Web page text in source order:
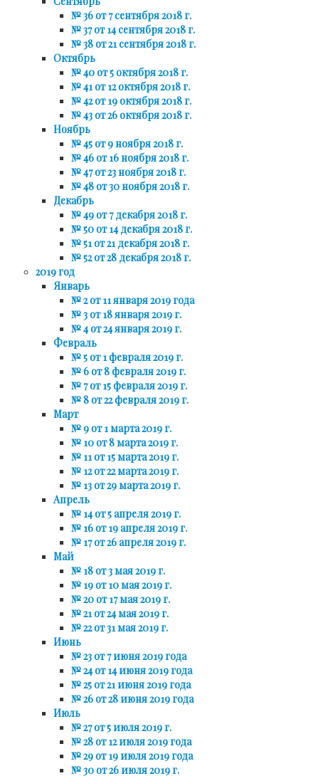
№ 36 от 7 сентября 2018 г.
№ 37 от 14 сентября 2018 г.
№ 38 от 21 сентября 2018 г.
Октябрь
№ 40 от 5 октября 2018 г.
№ 41 от 12 октября 2018 г.
№ 42 от 19 октября 2018 г.
№ 43 от 26 октября 2018 г.
Ноябрь
№ 45 от 9 ноября 2018 г.
№ 46 от 16 ноября 2018 г.
№ 47 от 23 ноября 2018 г.
№ 48 от 30 ноября 2018 г.
Декабрь
№ 49 от 7 декабря 2018 г.
№ 50 от 14 декабря 2018 г.
№ 51 от 21 декабря 2018 г.
№ 52 от 28 декабря 2018 г.
2019 год
Январь
№ 2 от 11 января 2019 года
№ 3 от 18 января 2019 г.
№ 4 от 24 января 2019 г.
Февраль
№ 5 от 1 февраля 2019 г.
№ 6 от 8 февраля 2019 г.
№ 7 от 15 февраля 2019 г.
№ 8 от 22 февраля 2019 г.
Март
№ 9 от 1 марта 2019 г.
№ 10 от 8 марта 2019 г.
№ 11 от 15 марта 2019 г.
№ 12 от 22 марта 2019 г.
№ 13 от 29 марта 2019 г.
Апрель
№ 14 от 5 апреля 2019 г.
№ 16 от 19 апреля 2019 г.
№ 17 от 26 апреля 2019 г.
Май
№ 18 от 3 мая 2019 г.
№ 19 от 10 мая 2019 г.
№ 20 от 17 мая 2019 г.
№ 21 от 24 мая 2019 г.
№ 22 от 31 мая 2019 г.
Июнь
№ 23 от 7 июня 2019 года
№ 24 от 14 июня 2019 года
№ 25 от 21 июня 2019 года
№ 26 от 28 июня 2019 года
Июль
№ 27 от 5 июля 2019 г.
№ 28 от 12 июля 2019 года
№ 29 от 19 июля 2019 года
№ 30 от 26 июля 2019 г.